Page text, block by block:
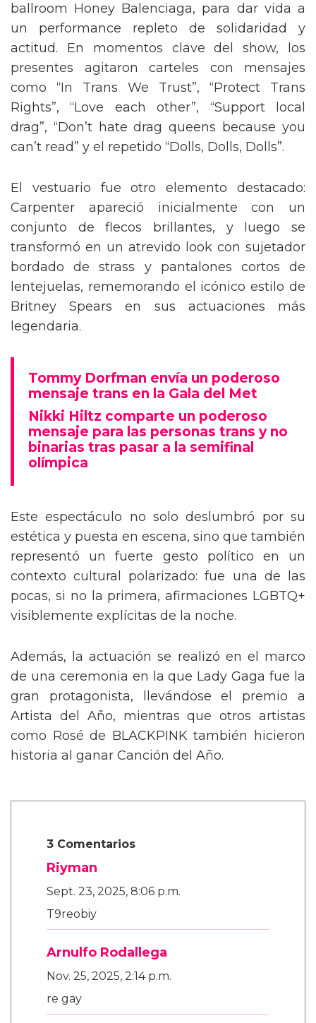
ballroom Honey Balenciaga, para dar vida a
un performance repleto de solidaridad y
actitud. En momentos clave del show, los
presentes agitaron carteles con mensajes
como “In Trans We Trust”, “Protect Trans
Rights”, “Love each other”, “Support local
drag”, “Don’t hate drag queens because you
can’t read” y el repetido “Dolls, Dolls, Dolls”.
El vestuario fue otro elemento destacado:
Carpenter apareció inicialmente con un
conjunto de flecos brillantes, y luego se
transformó en un atrevido look con sujetador
bordado de strass y pantalones cortos de
lentejuelas, rememorando el icónico estilo de
Britney Spears en sus actuaciones más
legendaria.
Tommy Dorfman envía un poderoso
mensaje trans en la Gala del Met
Nikki Hiltz comparte un poderoso
mensaje para las personas trans y no
binarias tras pasar a la semifinal
olímpica
Este espectáculo no solo deslumbró por su
estética y puesta en escena, sino que también
representó un fuerte gesto político en un
contexto cultural polarizado: fue una de las
pocas, si no la primera, afirmaciones LGBTQ+
visiblemente explícitas de la noche.
Además, la actuación se realizó en el marco
de una ceremonia en la que Lady Gaga fue la
gran protagonista, llevándose el premio a
Artista del Año, mientras que otros artistas
como Rosé de BLACKPINK también hicieron
historia al ganar Canción del Año.
3 Comentarios
Riyman
Sept. 23, 2025, 8:06 p.m.
T9reobiy
Arnulfo Rodallega
Nov. 25, 2025, 2:14 p.m.
re gay